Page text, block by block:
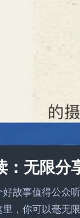
：无限分
故事值得公众
里，你可以毫无